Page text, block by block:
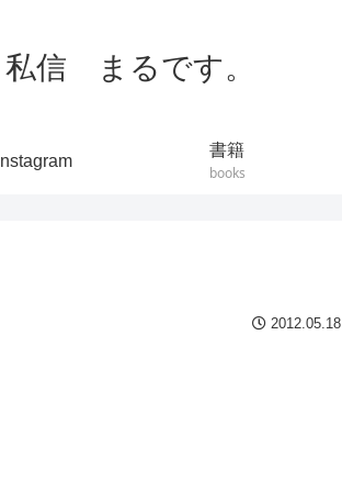
私信 まるです。
Instagram
書籍
books
2012.05.18